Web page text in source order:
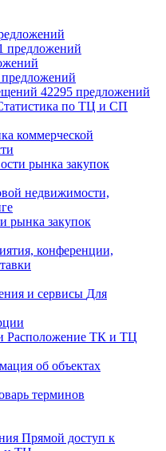
предложений
42295 предложений
по ТЦ и СП
коммерческой
рынка закупок
недвижимости,
рынка закупок
конференции,
и сервисы Для
Расположение ТК и ТЦ
об объектах
терминов
Прямой доступ к